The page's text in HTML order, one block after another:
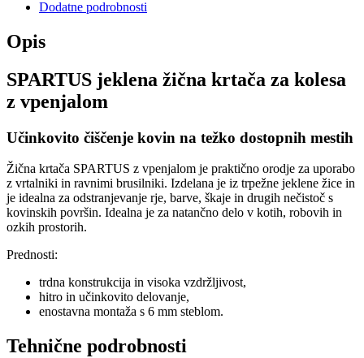
Dodatne podrobnosti
Opis
SPARTUS jeklena žična krtača za kolesa
z vpenjalom
Učinkovito čiščenje kovin na težko dostopnih mestih
Žična krtača SPARTUS z vpenjalom je praktično orodje za uporabo
z vrtalniki in ravnimi brusilniki. Izdelana je iz trpežne jeklene žice in
je idealna za odstranjevanje rje, barve, škaje in drugih nečistoč s
kovinskih površin. Idealna je za natančno delo v kotih, robovih in
ozkih prostorih.
Prednosti:
trdna konstrukcija in visoka vzdržljivost,
hitro in učinkovito delovanje,
enostavna montaža s 6 mm steblom.
Tehnične podrobnosti